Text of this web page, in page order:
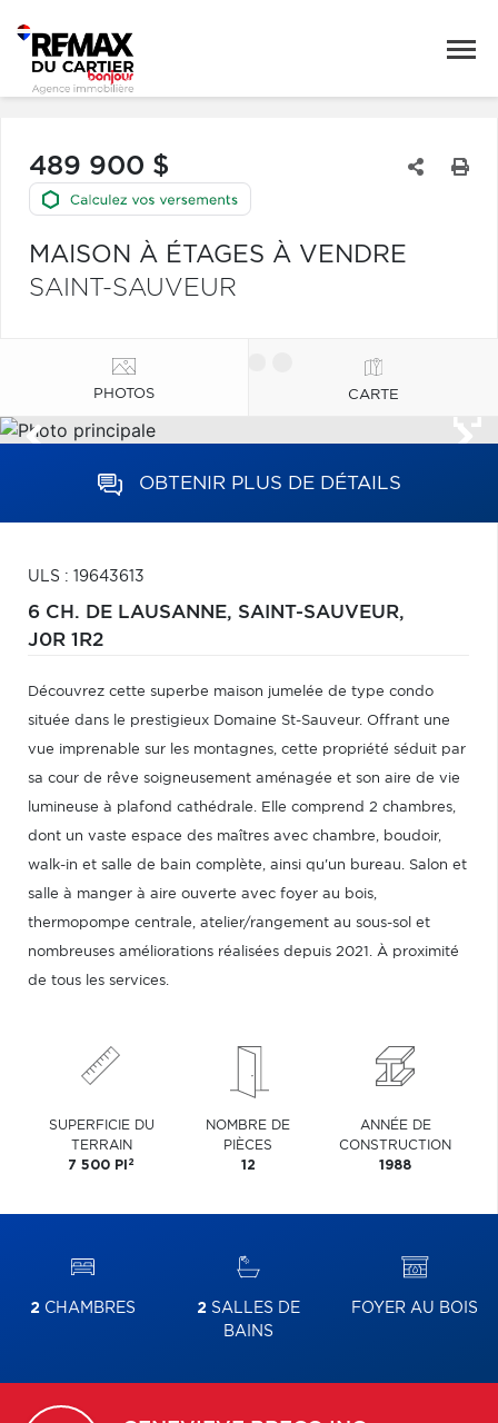
489 900 $
MAISON À ÉTAGES À VENDRE
SAINT-SAUVEUR
PHOTOS CARTE
OBTENIR PLUS DE DÉTAILS
ULS : 19643613
6 CH. DE LAUSANNE, SAINT-SAUVEUR,
J0R 1R2
Découvrez cette superbe maison jumelée de type condo
située dans le prestigieux Domaine St-Sauveur. Offrant une
vue imprenable sur les montagnes, cette propriété séduit par
sa cour de rêve soigneusement aménagée et son aire de vie
lumineuse à plafond cathédrale. Elle comprend 2 chambres,
dont un vaste espace des maîtres avec chambre, boudoir,
walk-in et salle de bain complète, ainsi qu'un bureau. Salon et
salle à manger à aire ouverte avec foyer au bois,
thermopompe centrale, atelier/rangement au sous-sol et
nombreuses améliorations réalisées depuis 2021. À proximité
de tous les services.
SUPERFICIE DU
TERRAIN
7 500 PI 2
NOMBRE DE
PIÈCES
12
ANNÉE DE
CONSTRUCTION
1988
2 CHAMBRES 2 SALLES DE
BAINS
FOYER AU BOIS